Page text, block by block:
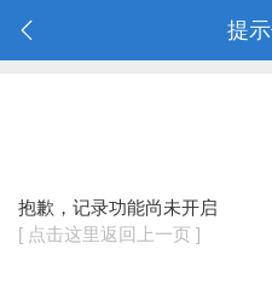
提
抱歉，记录功能尚未开启
[ 点击这里返回上一页 ]